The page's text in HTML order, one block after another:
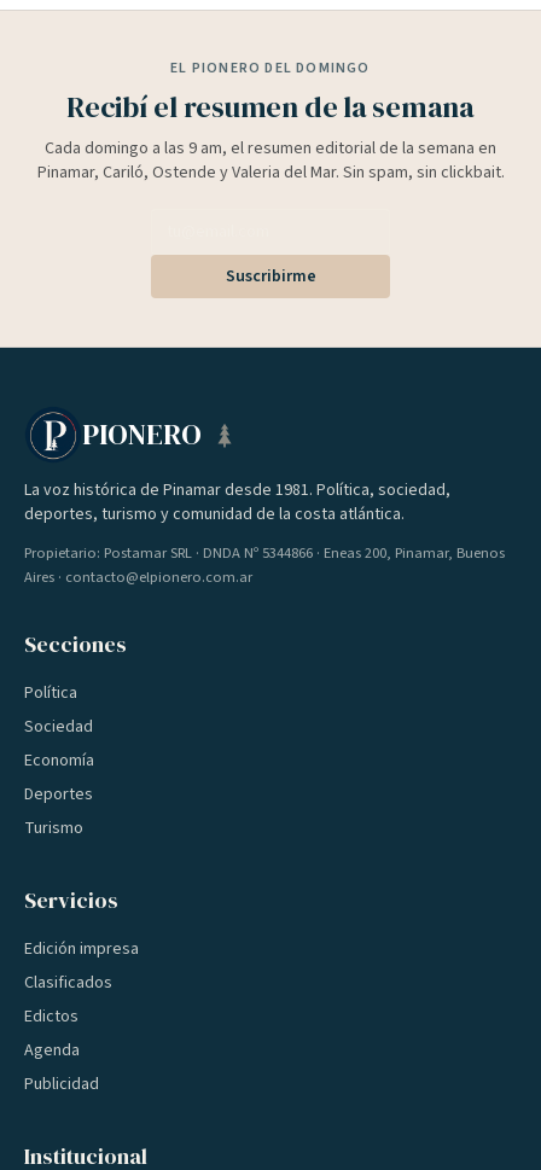
EL PIONERO DEL DOMINGO
Recibí el resumen de la semana
Cada domingo a las 9 am, el resumen editorial de la semana en
Pinamar, Cariló, Ostende y Valeria del Mar. Sin spam, sin clickbait.
Suscribirme
PIONERO
La voz histórica de Pinamar desde 1981. Política, sociedad,
deportes, turismo y comunidad de la costa atlántica.
Propietario: Postamar SRL · DNDA Nº 5344866 · Eneas 200, Pinamar, Buenos
Aires · contacto@elpionero.com.ar
Secciones
Política
Sociedad
Economía
Deportes
Turismo
Servicios
Edición impresa
Clasificados
Edictos
Agenda
Publicidad
Institucional